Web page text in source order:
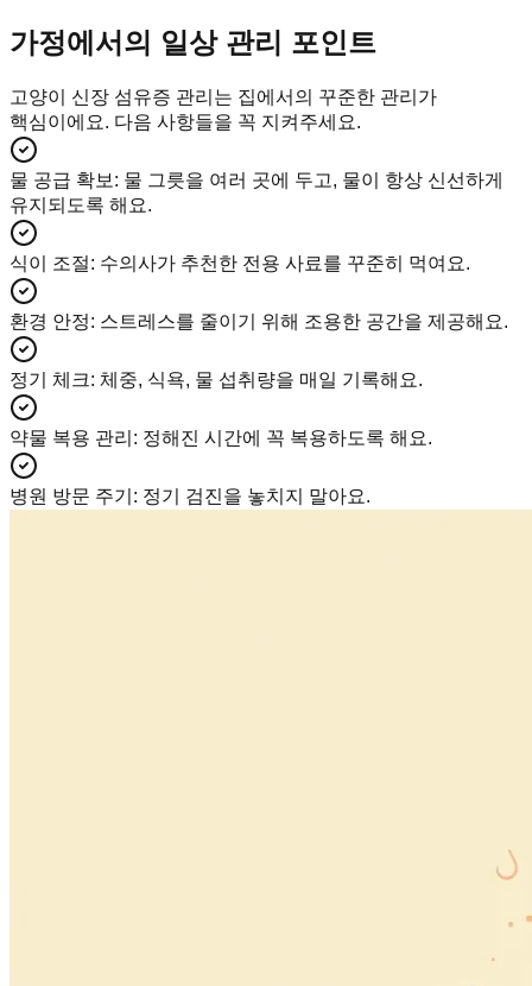
가정에서의 일상 관리 포인트
고양이 신장 섬유증 관리는 집에서의 꾸준한 관리가
핵심이에요. 다음 사항들을 꼭 지켜주세요.
물 공급 확보 : 물 그릇을 여러 곳에 두고, 물이 항상 신선하게
유지되도록 해요.
식이 조절: 수의사가 추천한 전용 사료를 꾸준히 먹여요.
환경 안정: 스트레스를 줄이기 위해 조용한 공간을 제공해요.
정기 체크: 체중, 식욕, 물 섭취량을 매일 기록해요.
약물 복용 관리 : 정해진 시간에 꼭 복용하도록 해요.
병원 방문 주기 : 정기 검진을 놓치지 말아요.